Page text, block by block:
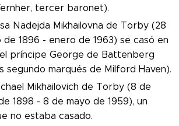
tercer baronet).
Nadejda Mikhailovna de Torby (28
de 1896 - enero de 1963) se casó en
el príncipe George de Battenberg
segundo marqués de Milford Haven).
Mikhailovich de Torby (8 de
1898 - 8 de mayo de 1959), un
no estaba casado.